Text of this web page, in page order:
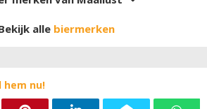
alle biermerken
hem nu!